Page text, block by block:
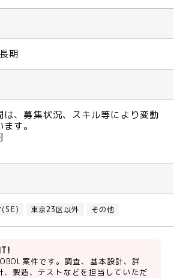
期
は、募集状況、スキル等により変動
す。
(SE) 東京23区以外 その他
案件です。調査、基本設計、詳
、製造、テストなどを担当していただ